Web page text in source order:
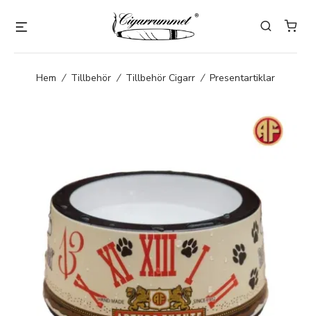
Hem / Tillbehör / Tillbehör Cigarr / Presentartiklar